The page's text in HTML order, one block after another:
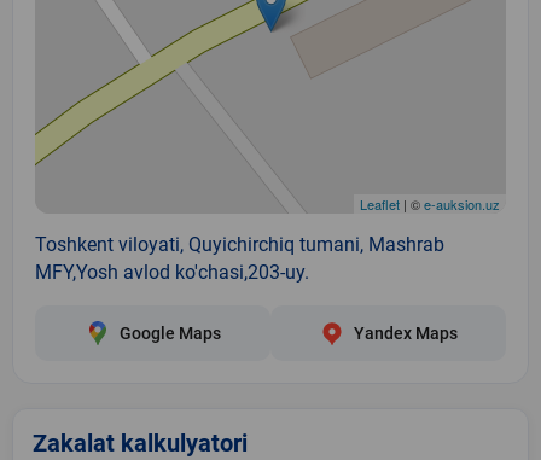
Leaflet | ©e-auksion.uz
Toshkent viloyati, Quyichirchiq tumani, Mashrab
MFY,Yosh avlod ko'chasi,203-uy.
Google Maps Yandex Maps
Zakalat kalkulyatori